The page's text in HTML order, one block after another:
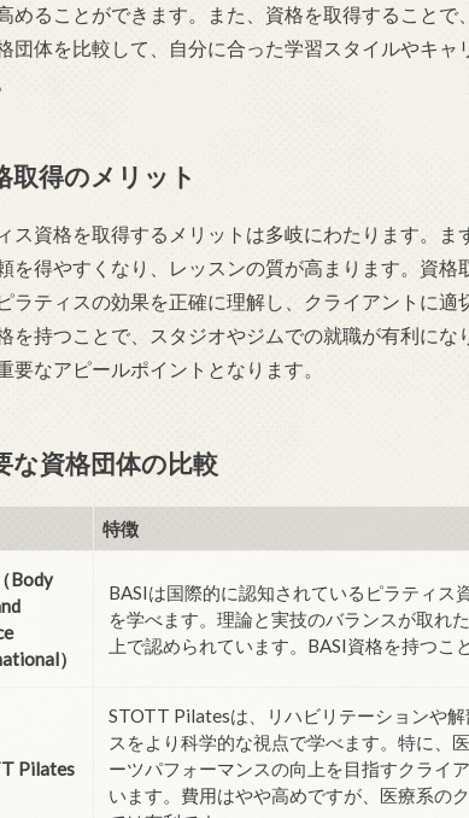
めることができます。また、資格を取得すること
団体を比較して、自分に合った学習スタイルやキ
取得のメリット
ス資格を取得するメリットは多岐にわたります。
を得やすくなり、レッスンの質が高まります。資
ラティスの効果を正確に理解し、クライアントに適
を持つことで、スタジオやジムでの就職が有利に
要なアピールポイントとなります。
な資格団体の比較
特徴
Body
）
BASIは国際的に認知されているピラティス
を学べます。理論と実技のバランスが取れ
上で認められています。BASI資格を持つこ
Pilates
STOTT Pilatesは、リハビリテーションや
スをより科学的な視点で学べます。特に、
ーツパフォーマンスの向上を目指すクライ
います。費用はやや高めですが、医療系の